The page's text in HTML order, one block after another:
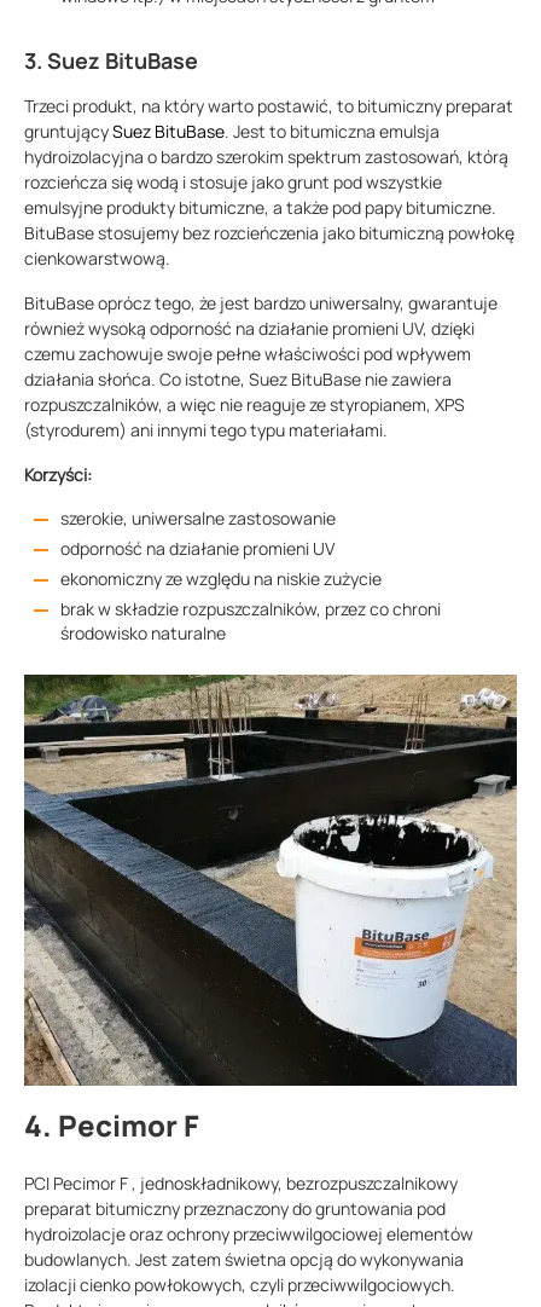
3. Suez BituBase
Trzeci produkt, na który warto postawić, to bitumiczny preparat
gruntującySuez BituBase. Jest to bitumiczna emulsja
hydroizolacyjna o bardzo szerokim spektrum zastosowań, którą
rozcieńcza się wodą i stosuje jako grunt pod wszystkie
emulsyjne produkty bitumiczne, a także pod papy bitumiczne.
BituBase stosujemy bez rozcieńczenia jako bitumiczną powłokę
cienkowarstwową.
BituBase oprócz tego, że jest bardzo uniwersalny, gwarantuje
również wysoką odporność na działanie promieni UV, dzięki
czemu zachowuje swoje pełne właściwości pod wpływem
działania słońca. Co istotne, Suez BituBase nie zawiera
rozpuszczalników, a więc nie reaguje ze styropianem, XPS
(styrodurem) ani innymi tego typu materiałami.
Korzyści:
szerokie, uniwersalne zastosowanie
odporność na działanie promieni UV
ekonomiczny ze względu na niskie zużycie
brak w składzie rozpuszczalników, przez co chroni
środowisko naturalne
4. Pecimor F
PCI Pecimor F , jednoskładnikowy, bezrozpuszczalnikowy
preparat bitumiczny przeznaczony do gruntowania pod
hydroizolacje oraz ochrony przeciwwilgociowej elementów
budowlanych. Jest zatem świetna opcją do wykonywania
izolacji cienko powłokowych, czyli przeciwwilgociowych.